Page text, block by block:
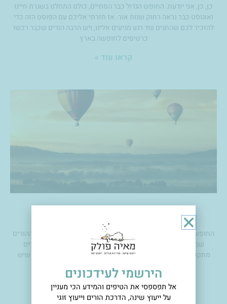
כן, כן, אני יודעת. החופש הגדול כבר הסתיים, כולנו התחלנו בשגרת חיינו
ואוגוסט כבר נראה רחוק שנות אור. אז חזרתי אליכם עם הפוסט הזה כדי
להזכיר לכם שהחגים עוד רגע מגיעים אלינו, ויש הרבה הורים שכבר רכשו
כרטיסים לחופשה בארץ
קראו עוד »
החופש הגדול כבר איתנו, אנחנו שבועיים בתוכו ויש הרבה מאיתנו ההורים
שמתכננים עם הקטנים טיסה ליעד בחו"ל. איזה כיף! כאשר הורים
מתקשרים אלי ומתייעצים איתי על משהו שחשוב להם, אני רואה שיש
ביקוש לשאלה ורצה למקלדת לכתוב לכם את התשובה
קראו עוד »
<<הקודם 1
2
3
4
5
6
7
8
9
הירשמי לעידכונים
אל תפספסי את הטיפים והמידע הכי מעניין
על ייעוץ שינה, הדרכת הורים וייעוץ זוגי